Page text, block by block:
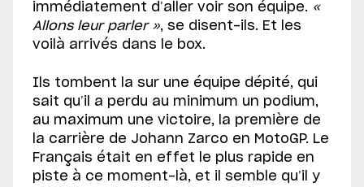
immédiatement d’aller voir son équipe. «
Allons leur parler », se disent-ils. Et les
voilà arrivés dans le box.
Ils tombent la sur une équipe dépité, qui
sait qu’il a perdu au minimum un podium,
au maximum une victoire, la première de
la carrière de Johann Zarco en MotoGP. Le
Français était en effet le plus rapide en
piste à ce moment-là, et il semble qu’il y